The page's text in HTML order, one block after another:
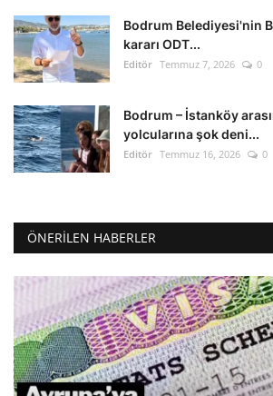
Bodrum Belediyesi'nin
kararı ODT...
Editör Temmuz 7, 2026 0
Bodrum – İstanköy
yolcularına şok deni...
Editör Temmuz 16, 2026 0
ÖNERILEN HABERLER